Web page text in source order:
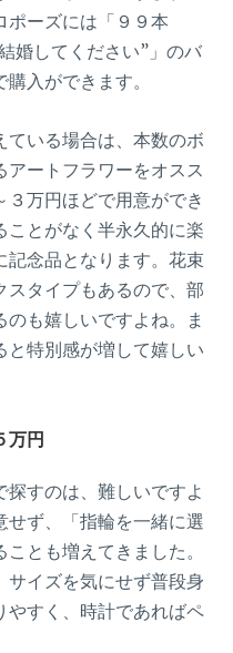
ポーズには「９９本
婚してください”」のバ
入ができます。
ている場合は、本数のボ
アートフラワーをオスス
万円ほどで用意ができ
ことがなく半永久的に楽
記念品となります。花束
スタイプもあるので、部
も嬉しいですよね。ま
と特別感が増して嬉しい
万円
すのは、難しいですよ
せず、「指輪を一緒に選
とも増えてきました。
サイズを気にせず普段身
やすく、時計であればペ